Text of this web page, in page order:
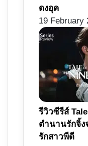
ดงอุค
19 February
รีวิวซีรีส์
ตำนานรักจิ้ง
รักสาวพีดี